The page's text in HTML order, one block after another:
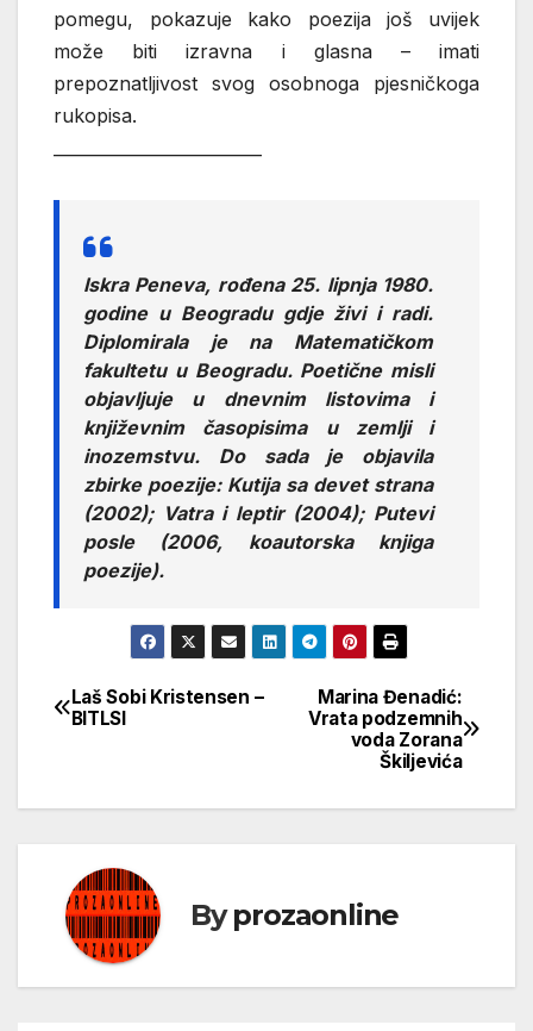
pomegu, pokazuje kako poezija još uvijek
može biti izravna i glasna – imati
prepoznatljivost svog osobnoga pjesničkoga
rukopisa.
Iskra Peneva, rođena 25. lipnja 1980.
godine u Beogradu gdje živi i radi.
Diplomirala je na Matematičkom
fakultetu u Beogradu. Poetične misli
objavljuje u dnevnim listovima i
književnim časopisima u zemlji i
inozemstvu. Do sada je objavila
zbirke poezije: Kutija sa devet strana
(2002); Vatra i leptir (2004); Putevi
posle (2006, koautorska knjiga
poezije).
Кретање
Marina Đenadić:
Vrata podzemnih
voda Zorana
Škiljevića
Laš Sobi Kristensen –
BITLSI
Byprozaonline